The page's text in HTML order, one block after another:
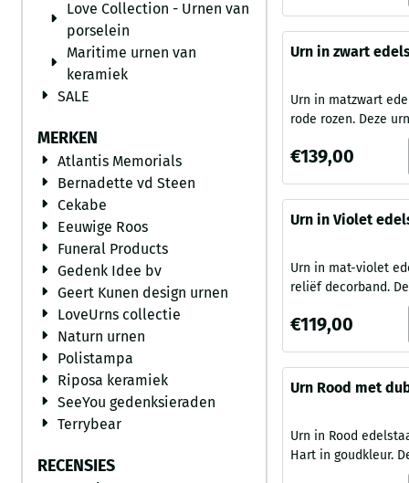
Love Collection - Urnen van
porselein
Maritime urnen van
keramiek
SALE
MERKEN
Atlantis Memorials
Bernadette vd Steen
Cekabe
Eeuwige Roos
Funeral Products
Gedenk Idee bv
Geert Kunen design urnen
LoveUrns collectie
Naturn urnen
Polistampa
Riposa keramiek
SeeYou gedenksieraden
Terrybear
RECENSIES
en voorzien van
band in goudkleur
achtergrond van
goudkleur band, de
is uitsluitend
binnenshuis. Een
Urn in zwart
Urn in matzwart
rode rozen. Deze urn is
vervaardigd van
edelstaal en van
De urn is voorzien
decoratieve band
Rode Rozen. Deze
voor plaatsing
urn van edelstaal is
betaalbaar
Prijs: 139,00
€139,00
Urn in Violet
Urn in mat-violet
reliëf decorband. Deze urn is
vervaardigd van
edelstaal en van
De Violet urn is
decoratieve band
tekening. Deze urn
binnenshuis. Een
edelstaal is een
Prijs: 119,00
€119,00
Urn Rood met
Urn in Rood
Hart in goudkleur. Deze urn is
vervaardigd van